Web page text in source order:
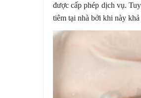
được cấp phép dịch vụ.
tiêm tại nhà bởi khi này